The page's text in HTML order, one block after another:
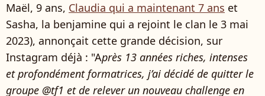
Maël, 9 ans, Claudia qui a maintenant 7 ans et
Sasha, la benjamine qui a rejoint le clan le 3 mai
2023), annonçait cette grande décision, sur
Instagram déjà : "Après 13 années riches, intenses
et profondément formatrices, j’ai décidé de quitter le
groupe @tf1 et de relever un nouveau challenge en